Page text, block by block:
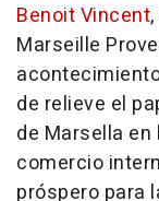
Benoit Vincent
Marseille
de relieve el
de Marsella
comercio
próspero para